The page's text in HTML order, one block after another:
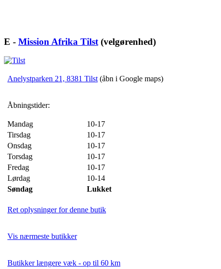
E - Mission Afrika Tilst (velgørenhed)
Anelystparken 21, 8381 Tilst (åbn i Google maps)
Åbningstider:
Mandag
10-17
Tirsdag
10-17
Onsdag
10-17
Torsdag
10-17
Fredag
10-17
Lørdag
10-14
Søndag
Lukket
Ret oplysninger for denne butik
Vis nærmeste butikker
Butikker længere væk - op til 60 km